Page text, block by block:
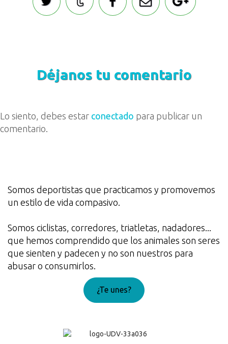
Déjanos tu comentario
Lo siento, debes estar conectado para publicar un
comentario.
Somos deportistas que practicamos y promovemos
un estilo de vida compasivo.
Somos ciclistas, corredores, triatletas, nadadores...
que hemos comprendido que los animales son seres
que sienten y padecen y no son nuestros para
abusar o consumirlos.
¿Te unes?